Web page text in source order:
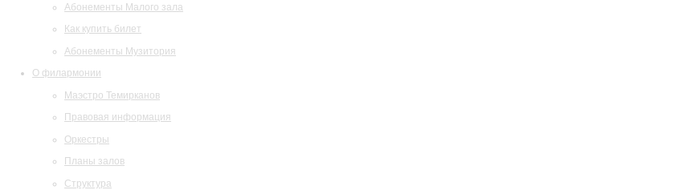
Абонементы Малого зала
Как купить билет
Абонементы Музитория
О филармонии
Маэстро Темирканов
Правовая информация
Оркестры
Планы залов
Структура